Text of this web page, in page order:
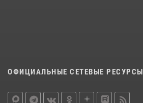
ОФИЦИАЛЬНЫЕ СЕТЕВЫЕ РЕСУРСЫ